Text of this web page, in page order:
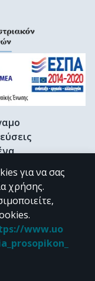
βιβλιογραφία
4.0
"Περγάμου" διατίθεται
για να σας
χρήσης.
www.uo